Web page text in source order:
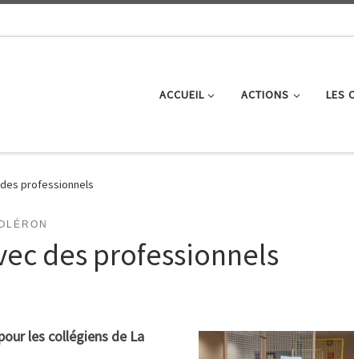
ACCUEIL ACTIONS LES
professionnels
des professionnels
les collégiens de La